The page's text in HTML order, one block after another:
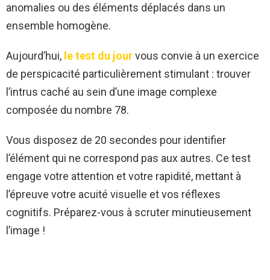
anomalies ou des éléments déplacés dans un
ensemble homogène.
Aujourd’hui, le test du jourvous convie à un exercice
de perspicacité particulièrement stimulant : trouver
l’intrus caché au sein d’une image complexe
composée du nombre 78.
Vous disposez de 20 secondes pour identifier
l’élément qui ne correspond pas aux autres. Ce test
engage votre attention et votre rapidité, mettant à
l’épreuve votre acuité visuelle et vos réflexes
cognitifs. Préparez-vous à scruter minutieusement
l’image !